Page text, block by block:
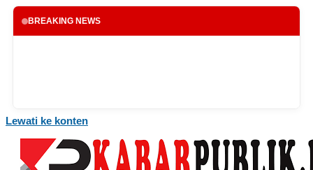
BREAKING NEWS
Lewati ke konten